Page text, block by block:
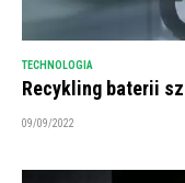
TECHNOLOGIA
Recykling baterii
09/09/2022